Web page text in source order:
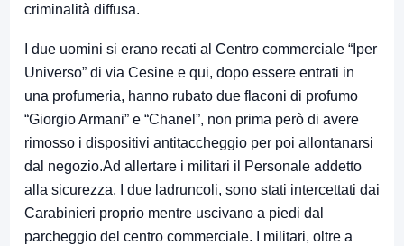
criminalità diffusa.
I due uomini si erano recati al Centro commerciale “Iper
Universo” di via Cesine e qui, dopo essere entrati in
una profumeria, hanno rubato due flaconi di profumo
“Giorgio Armani” e “Chanel”, non prima però di avere
rimosso i dispositivi antitaccheggio per poi allontanarsi
dal negozio.Ad allertare i militari il Personale addetto
alla sicurezza. I due ladruncoli, sono stati intercettati dai
Carabinieri proprio mentre uscivano a piedi dal
parcheggio del centro commerciale. I militari, oltre a